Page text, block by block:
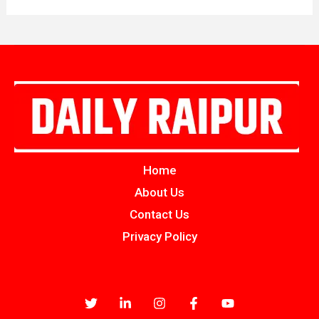
Home
About Us
Contact Us
Privacy Policy